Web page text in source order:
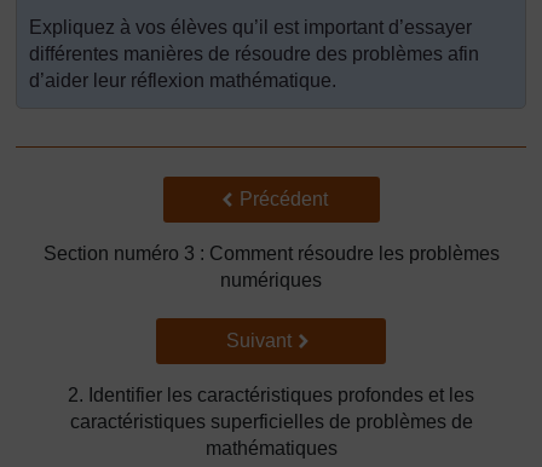
Expliquez à vos élèves qu’il est important d’essayer
différentes manières de résoudre des problèmes afin
d’aider leur réflexion mathématique.
Précédent
Précédent
Section numéro 3 : Comment résoudre les problèmes
numériques
Suivant
Suivant
2. Identifier les caractéristiques profondes et les
caractéristiques superficielles de problèmes de
mathématiques